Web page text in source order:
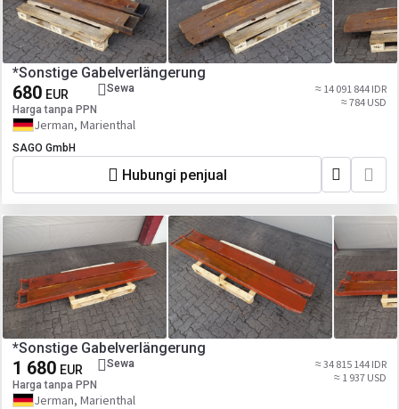
*Sonstige Gabelverlängerung
680 EUR
Harga tanpa PPN
Sewa
≈ 14 091 844 IDR
≈ 784 USD
Jerman, Marienthal
SAGO GmbH
Hubungi penjual
*Sonstige Gabelverlängerung
1 680 EUR
Harga tanpa PPN
Sewa
≈ 34 815 144 IDR
≈ 1 937 USD
Jerman, Marienthal